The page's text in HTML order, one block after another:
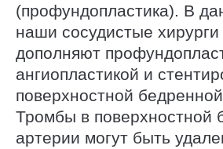
(профундопластика). В
наши сосудистые
дополняют
ангиопластикой и
поверхностной
Тромбы в поверхностной
артерии могут быть